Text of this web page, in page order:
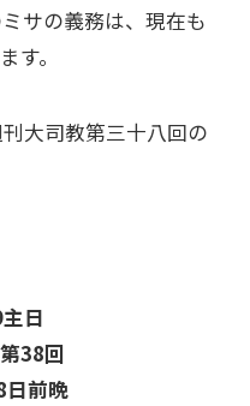
サの義務は、現在も
す。
大司教第三十八回の
日
38回
前晩